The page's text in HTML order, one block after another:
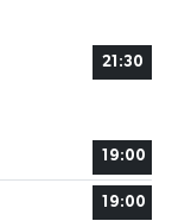
21:30
19:00
19:00